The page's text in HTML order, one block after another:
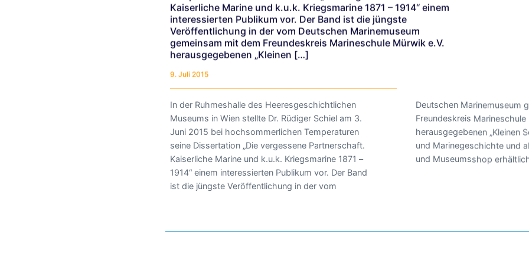
Kaiserliche Marine und k.u.k. Kriegsmarine 1871 – 1914“ einem
interessierten Publikum vor. Der Band ist die jüngste
Veröffentlichung in der vom Deutschen Marinemuseum
gemeinsam mit dem Freundeskreis Marineschule Mürwik e.V.
herausgegebenen „Kleinen […]
9. Juli 2015
In der Ruhmeshalle des Heeresgeschichtlichen
Museums in Wien stellte Dr. Rüdiger Schiel am 3.
Juni 2015 bei hochsommerlichen Temperaturen
seine Dissertation „Die vergessene Partnerschaft.
Kaiserliche Marine und k.u.k. Kriegsmarine 1871 –
1914“ einem interessierten Publikum vor. Der Band
ist die jüngste Veröffentlichung in der vom
Deutschen Marinemuseum gemeinsam mit dem
Freundeskreis Marineschule Mürwik e.V.
herausgegebenen „Kleinen Schriftenreihe zur Militär-
und Marinegeschichte und ab sofort im Buchhandel
und Museumsshop